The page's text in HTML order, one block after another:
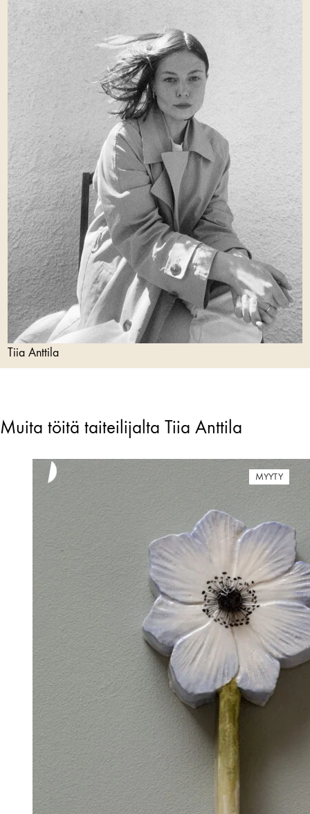
Tiia Anttila
Muita töitä taiteilijalta Tiia Anttila
MYYTY